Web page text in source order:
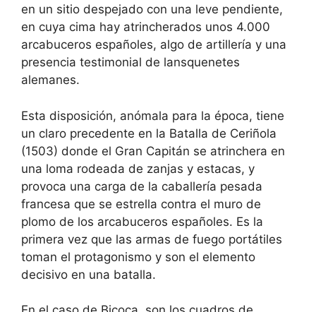
en un sitio despejado con una leve pendiente,
en cuya cima hay atrincherados unos 4.000
arcabuceros españoles, algo de artillería y una
presencia testimonial de lansquenetes
alemanes.
Esta disposición, anómala para la época, tiene
un claro precedente en la Batalla de Ceriñola
(1503) donde el Gran Capitán se atrinchera en
una loma rodeada de zanjas y estacas, y
provoca una carga de la caballería pesada
francesa que se estrella contra el muro de
plomo de los arcabuceros españoles. Es la
primera vez que las armas de fuego portátiles
toman el protagonismo y son el elemento
decisivo en una batalla.